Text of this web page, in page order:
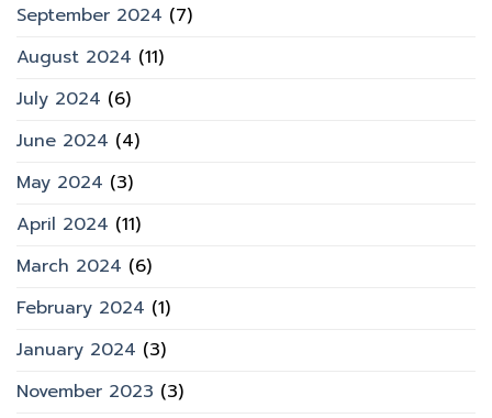
September 2024 (7)
August 2024 (11)
July 2024 (6)
June 2024 (4)
May 2024 (3)
April 2024 (11)
March 2024 (6)
February 2024 (1)
January 2024 (3)
November 2023 (3)